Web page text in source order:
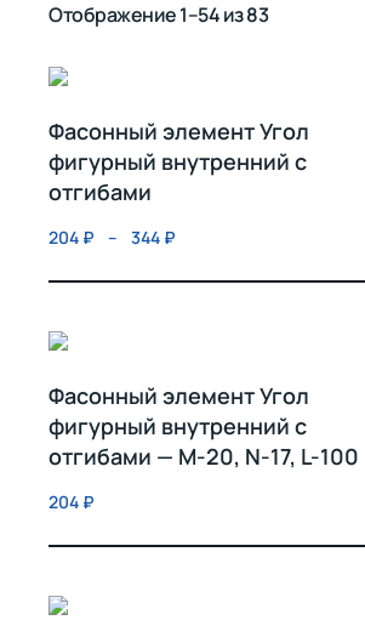
Отображение 1–54 из 83
Фасонный элемент Угол
фигурный внутренний с
отгибами
204 ₽ – 344 ₽
Фасонный элемент Угол
фигурный внутренний с
отгибами — M-20, N-17, L-100
204 ₽